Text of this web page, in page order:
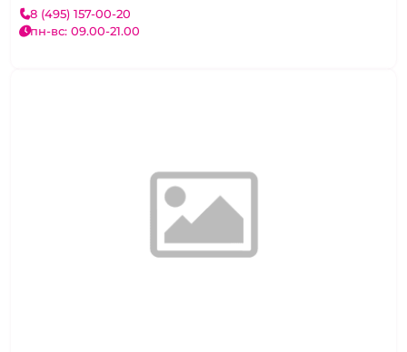
8 (495) 157-00-20
пн-вс: 09.00-21.00